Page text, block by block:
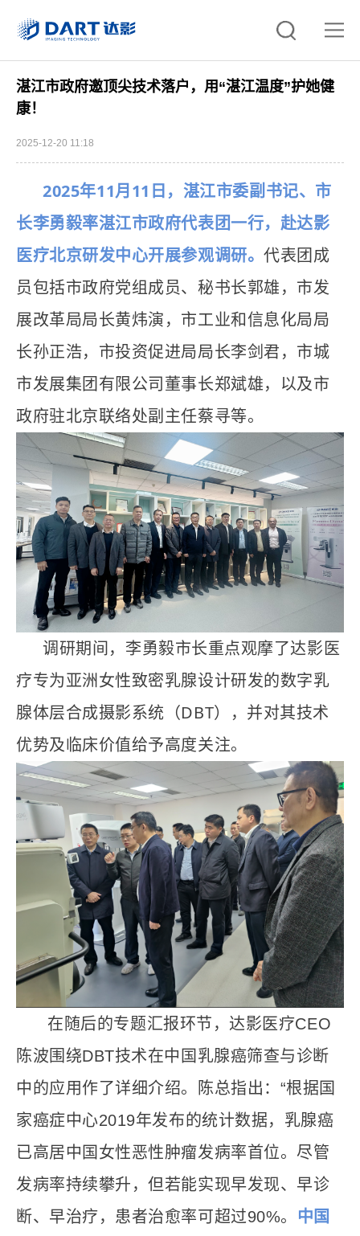
湛江市政府邀顶尖技术落户，用“湛江温度”护她健
康！
2025-12-20 11:18
2025年11月11日，湛江市委副书记、市
长李勇毅率湛江市政府代表团一行，赴达影
医疗北京研发中心开展参观调研。代表团成
员包括市政府党组成员、秘书长郭雄，市发
展改革局局长黄炜演，市工业和信息化局局
长孙正浩，市投资促进局局长李剑君，市城
市发展集团有限公司董事长郑斌雄，以及市
政府驻北京联络处副主任蔡寻等。
调研期间，李勇毅市长重点观摩了达影医
疗专为亚洲女性致密乳腺设计研发的数字乳
腺体层合成摄影系统（DBT），并对其技术
优势及临床价值给予高度关注。
在随后的专题汇报环节，达影医疗CEO
陈波围绕DBT技术在中国乳腺癌筛查与诊断
中的应用作了详细介绍。陈总指出：“根据国
家癌症中心2019年发布的统计数据，乳腺癌
已高居中国女性恶性肿瘤发病率首位。尽管
发病率持续攀升，但若能实现早发现、早诊
断、早治疗，患者治愈率可超过90%。
中国